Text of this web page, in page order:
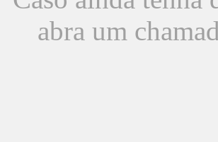
abra um